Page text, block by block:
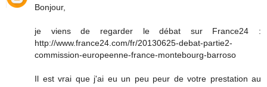
Bonjour,
je viens de regarder le débat sur France24 :
http://www.france24.com/fr/20130625-debat-partie2-
commission-europeenne-france-montebourg-barroso
Il est vrai que j'ai eu un peu peur de votre prestation au